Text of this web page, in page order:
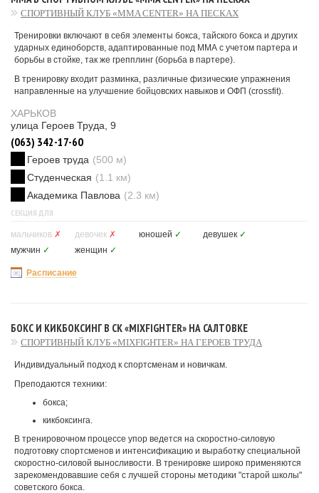
СПОРТИВНЫЙ КЛУБ «MMA CENTER» НА ПЕСКАХ
Тренировки включают в себя элементы бокса, тайского бокса и других
ударных единоборств, адаптированные под ММА с учетом партера и
борьбы в стойке, так же грепплинг (борьба в партере).
В тренировку входит разминка, различные физические упражнения
направленные на улучшение бойцовских навыков и ОФП (crossfit).
ХАРЬКОВ
улица Героев Труда, 9
(063) 342-17-60
Героев труда (500 м)
Студенческая (1.1 км)
Академика Павлова (2.3 км)
СЕКЦИЯ ДЛЯ
мальчиков ✗ девочек ✗ юношей ✓ девушек ✓
мужчин ✓ женщин ✓
Расписание
БОКС И КИКБОКСИНГ В СК «MIXFIGHTER» НА САЛТОВКЕ
СПОРТИВНЫЙ КЛУБ «MIXFIGHTER» НА ГЕРОЕВ ТРУДА
Индивидуальный подход к спортсменам и новичкам.
Преподаются техники:
бокса;
кикбоксинга.
В тренировочном процессе упор ведется на скоростно-силовую
подготовку спортсменов и интенсификацию и выработку специальной
скоростно-силовой выносливости. В тренировке широко применяются
зарекомендовавшие себя с лучшей стороны методики "старой школы"
советского бокса.